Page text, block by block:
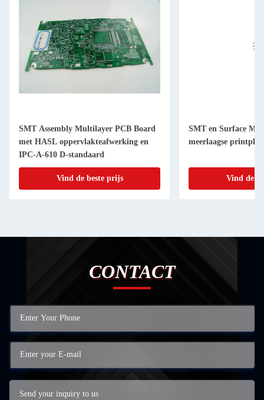
SMT Assembly Multilayer PCB Board
met HASL oppervlakteafwerking en
IPC-A-610 D-standaard
Vind de beste prijs
SMT en Surface
meerlaagse
Vind de
CONTACT